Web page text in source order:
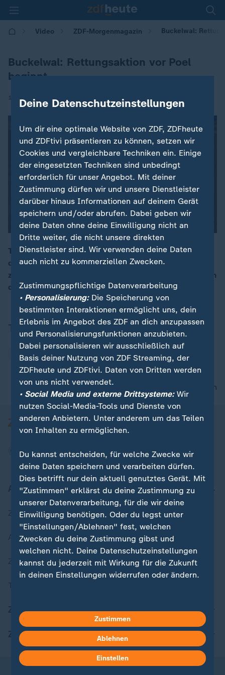
Video ZDF-Morgenmagazin Buckelwal:
Buckelwal: Rettungsaktion vor Poel
beginnt
17.04.2026 | 05:30
00:16
Taucher wollen mithilfe von Pontons und Luftkissen
den gestrandeten Wal retten und ins offene Meer
ziehen. Behörden stimmen zu, doch Tierschützer halten
den Versuch für qualvolle Zeitverzögerung.
Thema
Buckelwal Ostsee
nach oben
Aktuell bei ZDFheute
Zuletzt veröffentlicht
Aktuelle Sendungs-Videos
ZDFheute Stories
ZDFheute Update
ZDFheute Apps
Deine Datenschutzeinstellungen
Um dir eine optimale Website von ZDF, ZDFheute
und ZDFtivi präsentieren zu können, setzen wir
Cookies und vergleichbare Techniken ein. Einige
der eingesetzten Techniken sind unbedingt
erforderlich für unser Angebot. Mit deiner
Zustimmung dürfen wir und unsere Dienstleister
darüber hinaus Informationen auf deinem Gerät
speichern und/oder abrufen. Dabei geben wir
deine Daten ohne deine Einwilligung nicht an
Dritte weiter, die nicht unsere direkten
Dienstleister sind. Wir verwenden deine Daten
auch nicht zu kommerziellen Zwecken.
Zustimmungspflichtige Datenverarbeitung
• Personalisierung:Die Speicherung von
bestimmten Interaktionen ermöglicht uns, dein
Erlebnis im Angebot des ZDF an dich anzupassen
und Personalisierungsfunktionen anzubieten.
Dabei personalisieren wir ausschließlich auf
Basis deiner Nutzung von ZDF Streaming, der
ZDFheute und ZDFtivi. Daten von Dritten werden
von uns nicht verwendet.
• Social Media und externe Drittsysteme:Wir
nutzen Social-Media-Tools und Dienste von
anderen Anbietern. Unter anderem um das Teilen
von Inhalten zu ermöglichen.
Du kannst entscheiden, für welche Zwecke wir
deine Daten speichern und verarbeiten dürfen.
Dies betrifft nur dein aktuell genutztes Gerät. Mit
"Zustimmen" erklärst du deine Zustimmung zu
unserer Datenverarbeitung, für die wir deine
Einwilligung benötigen. Oder du legst unter
"Einstellungen/Ablehnen" fest, welchen
Zwecken du deine Zustimmung gibst und
welchen nicht. Deine Datenschutzeinstellungen
kannst du jederzeit mit Wirkung für die Zukunft
in deinen Einstellungen widerrufen oder ändern.
Weitere Informationen findest du in unserer
Datenschutzerklärung.Zustimmen
Ablehnen
Einstellen